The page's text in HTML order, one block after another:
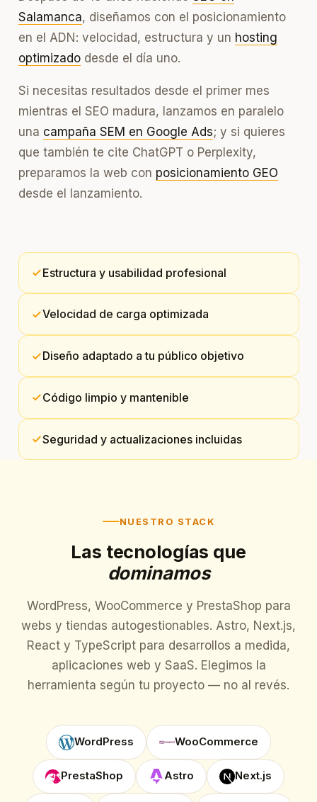
Salamanca, diseñamos con el posicionamiento
en el ADN: velocidad, estructura y un hosting
optimizadodesde el día uno.
Si necesitas resultados desde el primer mes
mientras el SEO madura, lanzamos en paralelo
una campaña SEM en Google Ads; y si quieres
que también te cite ChatGPT o Perplexity,
preparamos la web con posicionamiento GEO
desde el lanzamiento.
Estructura y usabilidad profesional
Velocidad de carga optimizada
Diseño adaptado a tu público objetivo
Código limpio y mantenible
Seguridad y actualizaciones incluidas
NUESTRO STACK
Las tecnologías que
dominamos
WordPress, WooCommerce y PrestaShop para
webs y tiendas autogestionables. Astro, Next.js,
React y TypeScript para desarrollos a medida,
aplicaciones web y SaaS. Elegimos la
herramienta según tu proyecto — no al revés.
WordPress WooCommerce
PrestaShop Astro Next.js